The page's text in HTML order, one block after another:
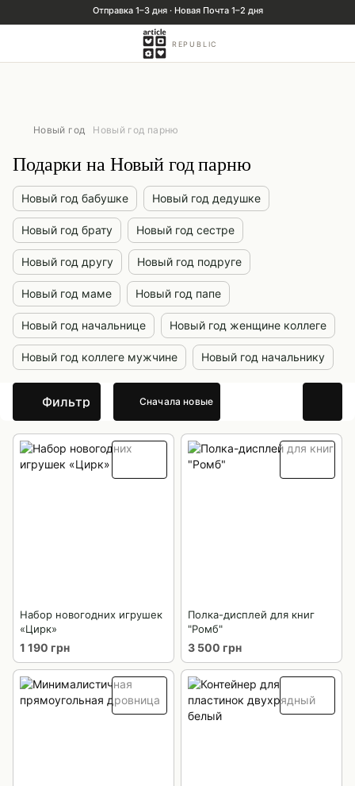
REPUBLIC
Новый год Новый год парню
Подарки на Новый год парню
Новый год бабушке Новый год дедушке
Новый год брату Новый год сестре
Новый год другу Новый год подруге
Новый год маме Новый год папе
Новый год начальнице Новый год женщине коллеге
Новый год коллеге мужчине Новый год начальнику
Фильтр Сначала новые
Набор новогодних игрушек
«Цирк»
1 190 грн
Полка-дисплей для книг
"Ромб"
3 500 грн